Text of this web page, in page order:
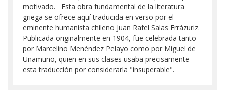
motivado. Esta obra fundamental de la literatura
griega se ofrece aquí traducida en verso por el
eminente humanista chileno Juan Rafel Salas Errázuriz.
Publicada originalmente en 1904, fue celebrada tanto
por Marcelino Menéndez Pelayo como por Miguel de
Unamuno, quien en sus clases usaba precisamente
esta traducción por considerarla "insuperable".